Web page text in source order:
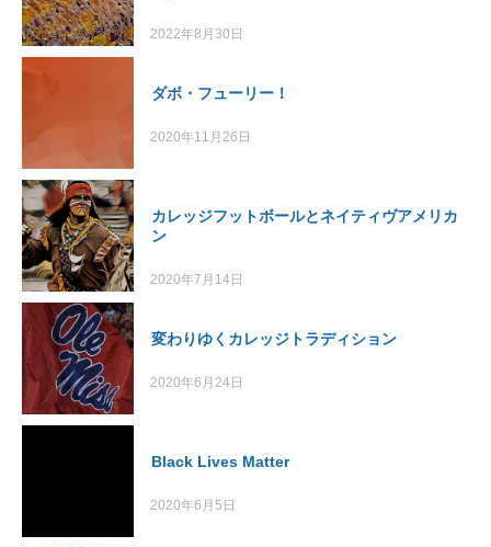
2022年8月30日
ダボ・フューリー！
2020年11月26日
カレッジフットボールとネイティヴアメリカ
ン
2020年7月14日
変わりゆくカレッジトラディション
2020年6月24日
Black Lives Matter
2020年6月5日